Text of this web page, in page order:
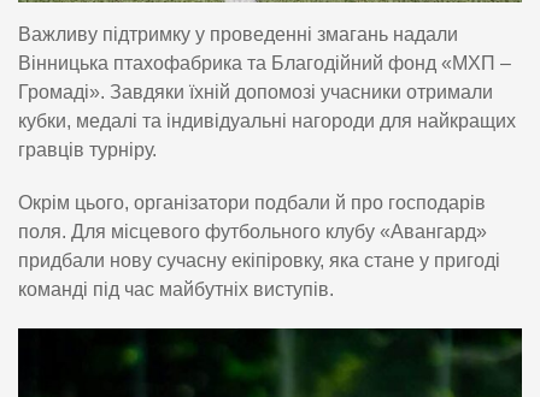
Важливу підтримку у проведенні змагань надали
Вінницька птахофабрика та Благодійний фонд «МХП –
Громаді». Завдяки їхній допомозі учасники отримали
кубки, медалі та індивідуальні нагороди для найкращих
гравців турніру.
Окрім цього, організатори подбали й про господарів
поля. Для місцевого футбольного клубу «Авангард»
придбали нову сучасну екіпіровку, яка стане у пригоді
команді під час майбутніх виступів.